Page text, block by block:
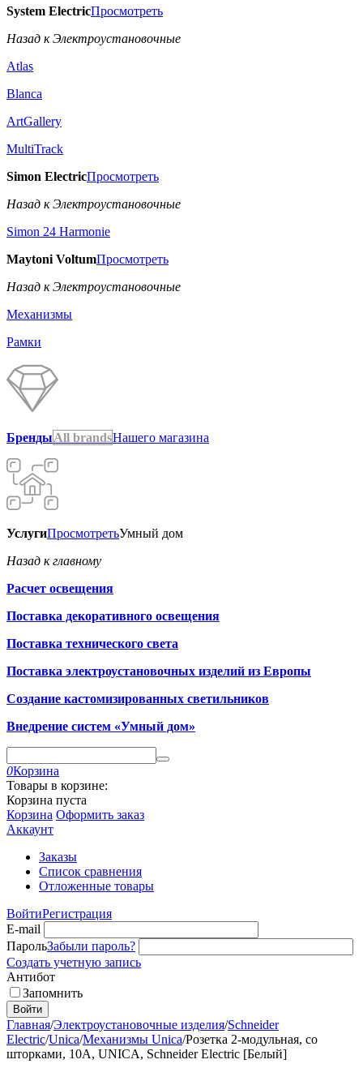
System ElectricПросмотреть
Назад к Электроустановочные
Atlas
Blanca
ArtGallery
MultiTrack
Simon ElectricПросмотреть
Назад к Электроустановочные
Simon 24 Harmonie
Maytoni VoltumПросмотреть
Назад к Электроустановочные
Механизмы
Рамки
БрендыAll brandsНашего магазина
УслугиПросмотретьУмный дом
Назад к главному
Расчет освещения
Поставка декоративного освещения
Поставка технического света
Поставка электроустановочных изделий из Европы
Создание кастомизированных светильников
Внедрение систем «Умный дом»
0Корзина
Товары в корзине:
Корзина пуста
Корзина Оформить заказ
Аккаунт
Заказы
Список сравнения
Отложенные товары
ВойтиРегистрация
E-mail
ПарольЗабыли пароль?
Создать учетную запись
Антибот
Запомнить
Войти
Главная/Электроустановочные изделия/Schneider
Electric/Unica/Механизмы Unica/Розетка 2-модульная, со
шторками, 10A, UNICA, Schneider Electric [Белый]